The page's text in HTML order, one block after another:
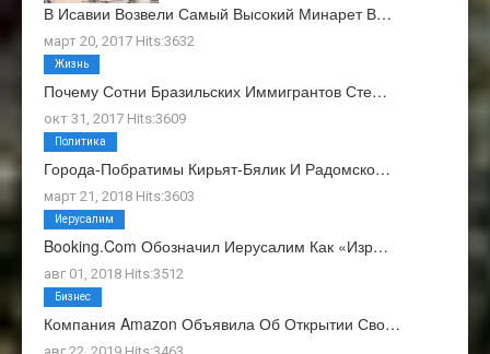
В Исавии Возвели Самый Высокий Минарет В…
март 20, 2017 Hits:3632
Почему Сотни Бразильских Иммигрантов Сте…
окт 31, 2017 Hits:3609
Жизнь
Города-Побратимы Кирьят-Бялик И Радомско…
март 21, 2018 Hits:3603
Политика
Booking.com Обозначил Иерусалим Как «изр…
авг 01, 2018 Hits:3512
Иерусалим
Компания Amazon Объявила Об Открытии Сво…
Бизнес